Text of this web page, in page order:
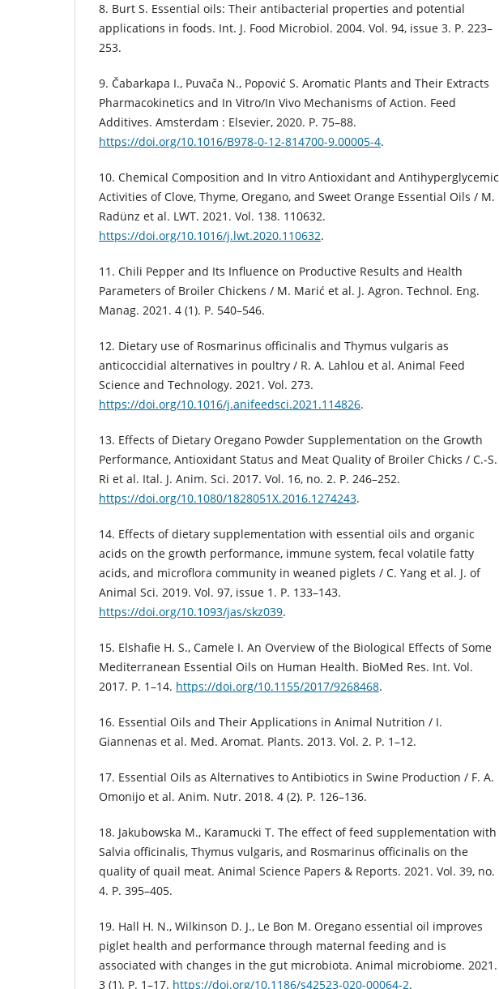
8. Burt S. Essential oils: Their antibacterial properties and potential
applications in foods. Int. J. Food Microbiol. 2004. Vol. 94, issue 3. P. 223–
253.
9. Čabarkapa I., Puvača N., Popović S. Aromatic Plants and Their Extracts
Pharmacokinetics and In Vitro/In Vivo Mechanisms of Action. Feed
Additives. Amsterdam : Elsevier, 2020. P. 75–88.
https://doi.org/10.1016/B978-0-12-814700-9.00005-4.
10. Chemical Composition and In vitro Antioxidant and Antihyperglycemic
Activities of Clove, Thyme, Oregano, and Sweet Orange Essential Oils / М.
Radünz et al. LWT. 2021. Vol. 138. 110632.
https://doi.org/10.1016/j.lwt.2020.110632.
11. Chili Pepper and Its Influence on Productive Results and Health
Parameters of Broiler Chickens / M. Marić et al. J. Agron. Technol. Eng.
Manag. 2021. 4 (1). P. 540–546.
12. Dietary use of Rosmarinus officinalis and Thymus vulgaris as
anticoccidial alternatives in poultry / R. A. Lahlou et al. Animal Feed
Science and Technology. 2021. Vol. 273.
https://doi.org/10.1016/j.anifeedsci.2021.114826.
13. Effects of Dietary Oregano Powder Supplementation on the Growth
Performance, Antioxidant Status and Meat Quality of Broiler Chicks / C.-S.
Ri et al. Ital. J. Anim. Sci. 2017. Vol. 16, no. 2. P. 246–252.
https://doi.org/10.1080/1828051X.2016.1274243.
14. Effects of dietary supplementation with essential oils and organic
acids on the growth performance, immune system, fecal volatile fatty
acids, and microflora community in weaned piglets / C. Yang et al. J. of
Animal Sci. 2019. Vol. 97, issue 1. P. 133–143.
https://doi.org/10.1093/jas/skz039.
15. Elshafie H. S., Camele I. An Overview of the Biological Effects of Some
Mediterranean Essential Oils on Human Health. BioMed Res. Int. Vol.
2017. P. 1–14. https://doi.org/10.1155/2017/9268468.
16. Essential Oils and Their Applications in Animal Nutrition / I.
Giannenas et al. Med. Aromat. Plants. 2013. Vol. 2. P. 1–12.
17. Essential Oils as Alternatives to Antibiotics in Swine Production / F. A.
Omonijo et al. Anim. Nutr. 2018. 4 (2). P. 126–136.
18. Jakubowska M., Karamucki T. The effect of feed supplementation with
Salvia officinalis, Thymus vulgaris, and Rosmarinus officinalis on the
quality of quail meat. Animal Science Papers & Reports. 2021. Vol. 39, no.
4. P. 395–405.
19. Hall H. N., Wilkinson D. J., Le Bon M. Oregano essential oil improves
piglet health and performance through maternal feeding and is
associated with changes in the gut microbiota. Animal microbiome. 2021.
3 (1). P. 1–17. https://doi.org/10.1186/s42523-020-00064-2.